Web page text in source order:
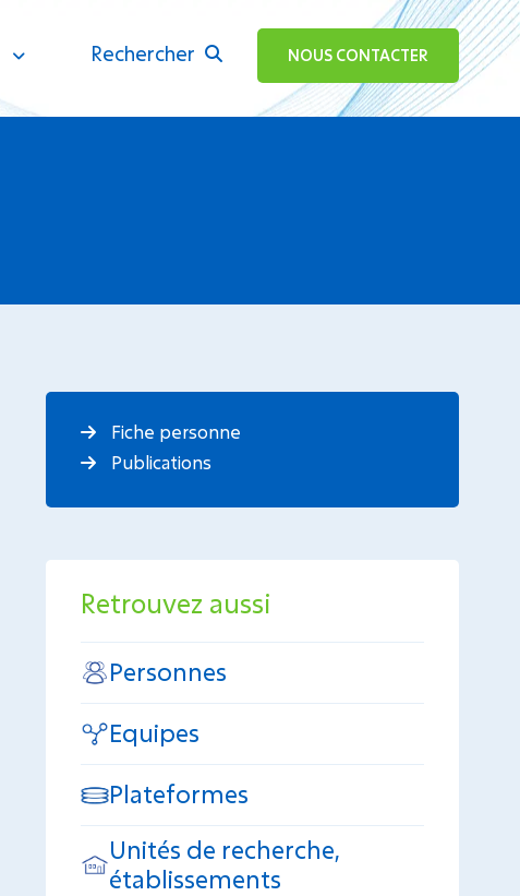
Rechercher
ok NOUS CONTACTER
Fiche personne
Publications
Retrouvez aussi
Personnes
Equipes
Plateformes
Unités de recherche,
établissements